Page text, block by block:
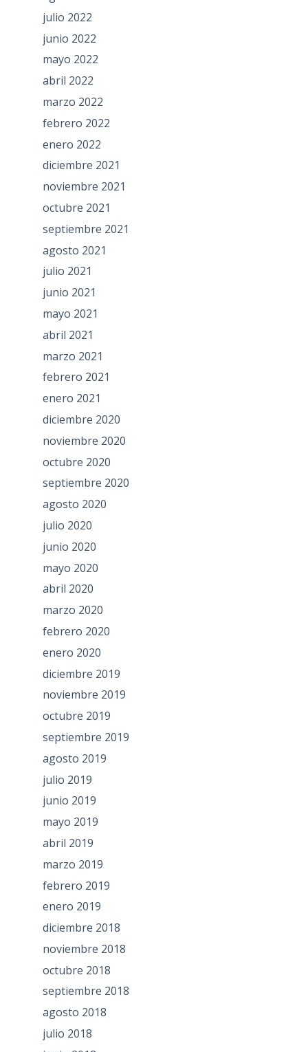
julio 2022
junio 2022
mayo 2022
abril 2022
marzo 2022
febrero 2022
enero 2022
diciembre 2021
noviembre 2021
octubre 2021
septiembre 2021
agosto 2021
julio 2021
junio 2021
mayo 2021
abril 2021
marzo 2021
febrero 2021
enero 2021
diciembre 2020
noviembre 2020
octubre 2020
septiembre 2020
agosto 2020
julio 2020
junio 2020
mayo 2020
abril 2020
marzo 2020
febrero 2020
enero 2020
diciembre 2019
noviembre 2019
octubre 2019
septiembre 2019
agosto 2019
julio 2019
junio 2019
mayo 2019
abril 2019
marzo 2019
febrero 2019
enero 2019
diciembre 2018
noviembre 2018
octubre 2018
septiembre 2018
agosto 2018
julio 2018